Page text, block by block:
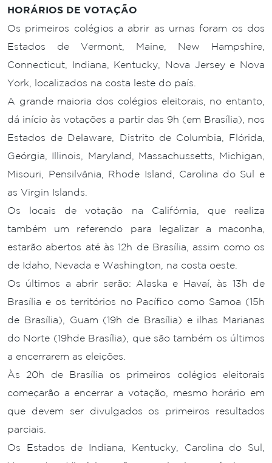
HORÁRIOS DE VOTAÇÃO
Os primeiros colégios a abrir as urnas foram os dos
Estados de Vermont, Maine, New Hampshire,
Connecticut, Indiana, Kentucky, Nova Jersey e Nova
York, localizados na costa leste do país.
A grande maioria dos colégios eleitorais, no entanto,
dá início às votações a partir das 9h (em Brasília), nos
Estados de Delaware, Distrito de Columbia, Flórida,
Geórgia, Illinois, Maryland, Massachussetts, Michigan,
Misouri, Pensilvânia, Rhode Island, Carolina do Sul e
as Virgin Islands.
Os locais de votação na Califórnia, que realiza
também um referendo para legalizar a maconha,
estarão abertos até às 12h de Brasília, assim como os
de Idaho, Nevada e Washington, na costa oeste.
Os últimos a abrir serão: Alaska e Havaí, às 13h de
Brasília e os territórios no Pacífico como Samoa (15h
de Brasília), Guam (19h de Brasília) e ilhas Marianas
do Norte (19hde Brasília), que são também os últimos
a encerrarem as eleições.
Às 20h de Brasília os primeiros colégios eleitorais
começarão a encerrar a votação, mesmo horário em
que devem ser divulgados os primeiros resultados
parciais.
Os Estados de Indiana, Kentucky, Carolina do Sul,